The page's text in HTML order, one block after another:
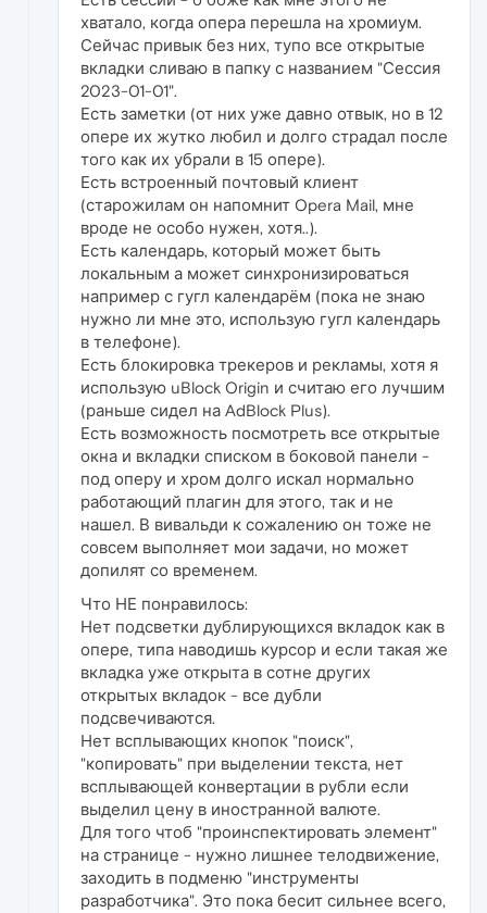
хватало, когда опера перешла на хромиум.
Сейчас привык без них, тупо все открытые
вкладки сливаю в папку с названием "Сессия
2023-01-01".
Есть заметки (от них уже давно отвык, но в 12
опере их жутко любил и долго страдал после
того как их убрали в 15 опере).
Есть встроенный почтовый клиент
(старожилам он напомнит Opera Mail, мне
вроде не особо нужен, хотя..).
Есть календарь, который может быть
локальным а может синхронизироваться
например с гугл календарём (пока не знаю
нужно ли мне это, использую гугл календарь
в телефоне).
Есть блокировка трекеров и рекламы, хотя я
использую uBlock Origin и считаю его лучшим
(раньше сидел на AdBlock Plus).
Есть возможность посмотреть все открытые
окна и вкладки списком в боковой панели -
под оперу и хром долго искал нормально
работающий плагин для этого, так и не
нашел. В вивальди к сожалению он тоже не
совсем выполняет мои задачи, но может
допилят со временем.
Что НЕ понравилось:
Нет подсветки дублирующихся вкладок как в
опере, типа наводишь курсор и если такая же
вкладка уже открыта в сотне других
открытых вкладок - все дубли
подсвечиваются.
Нет всплывающих кнопок "поиск",
"копировать" при выделении текста, нет
всплывающей конвертации в рубли если
выделил цену в иностранной валюте.
Для того чтоб "проинспектировать элемент"
на странице - нужно лишнее телодвижение,
заходить в подменю "инструменты
разработчика". Это пока бесит сильнее всего,